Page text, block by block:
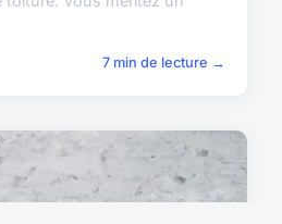
7 min de lecture →